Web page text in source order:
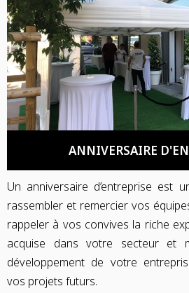
ANNIVERSAIRE
Un anniversaire d’entreprise est
rassembler et remercier vos
rappeler à vos convives la riche
acquise dans votre secteur et
développement de votre
vos projets futurs.